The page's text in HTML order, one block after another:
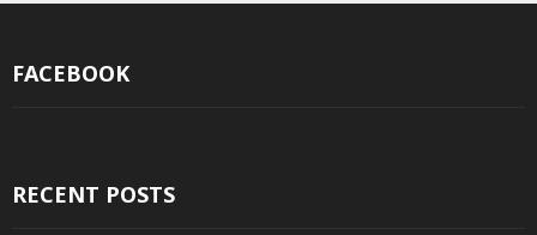
FACEBOOK
RECENT POSTS